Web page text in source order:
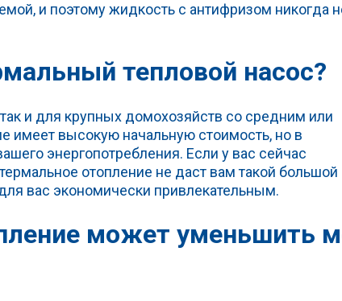
и поэтому жидкость с антифризом никогда
тепловой насос?
и для крупных домохозяйств со средним или
имеет высокую начальную стоимость, но в
энергопотребления. Если у вас сейчас
отопление не даст вам такой большой
вас экономически привлекательным.
может уменьшить